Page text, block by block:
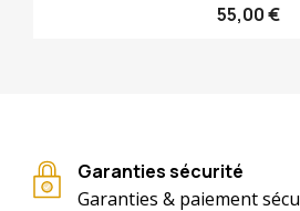
55,00 €
Garanties sécurité
Garanties & paiement